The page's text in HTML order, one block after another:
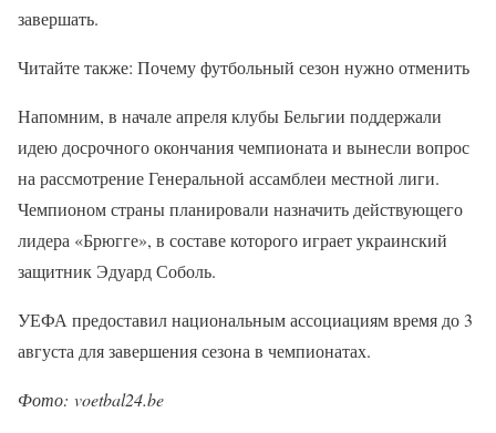
завершать.
Читайте также: Почему футбольный сезон нужно отменить
Напомним, в начале апреля клубы Бельгии поддержали
идею досрочного окончания чемпионата и вынесли вопрос
на рассмотрение Генеральной ассамблеи местной лиги.
Чемпионом страны планировали назначить действующего
лидера «Брюгге», в составе которого играет украинский
защитник Эдуард Соболь.
УЕФА предоставил национальным ассоциациям время до 3
августа для завершения сезона в чемпионатах.
Фото: voetbal24.be